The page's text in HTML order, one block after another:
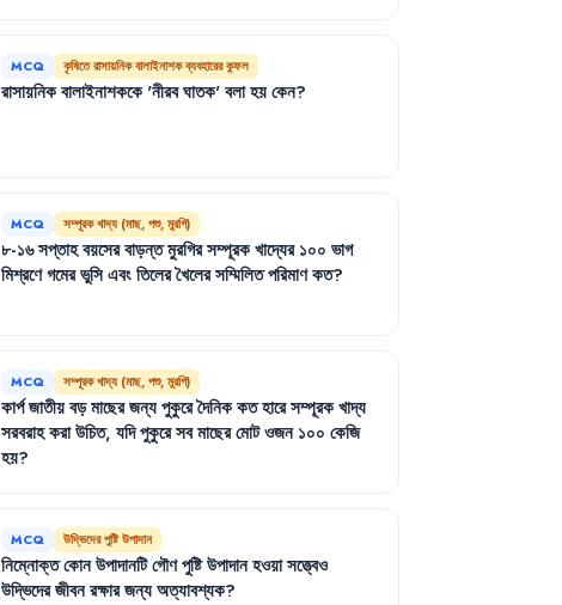
MCQ কৃষিতে রাসায়নিক বালাইনাশক ব্যবহারের কুফল
রাসায়নিক বালাইনাশককে 'নীরব ঘাতক' বলা হয় কেন?
MCQ সম্পূরক খাদ্য (মাছ, পশু, মুরগি)
৮-১৬ সপ্তাহ বয়সের বাড়ন্ত মুরগির সম্পূরক খাদ্যের ১০০ ভাগ
মিশ্রণে গমের ভুসি এবং তিলেরখৈলের সম্মিলিত পরিমাণ কত?
MCQ সম্পূরক খাদ্য (মাছ, পশু, মুরগি)
কার্প জাতীয় বড় মাছের জন্য পুকুরেদৈনিক কত হারে সম্পূরক খাদ্য
সরবরাহ করা উচিত, যদি পুকুরে সব মাছের মোট ওজন ১০০ কেজি
হয়?
MCQ উদ্ভিদের পুষ্টি উপাদান
নিম্নোক্ত কোন উপাদানটি গৌণ পুষ্টি উপাদান হওয়া সত্ত্বেও
উদ্ভিদের জীবন রক্ষার জন্য অত্যাবশ্যক?